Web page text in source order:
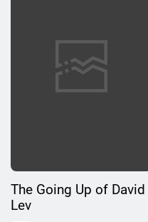
The Going Up of David
Lev